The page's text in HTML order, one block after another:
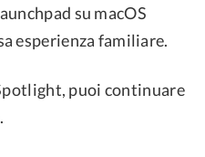
su macOS
esperienza familiare.
puoi continuare